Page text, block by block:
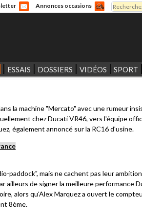
Annonces occasions Rechercher
ESSAIS DOSSIERS VIDÉOS SPORT
la machine "Mercato" avec une rumeur
chez Ducati VR46, vers l'équipe
également annoncé sur la RC16 d'usine.
paddock", mais ne cachent pas leur
ailleurs de signer la meilleure performance
alors qu'Alex Marquez a ouvert le
8ème.